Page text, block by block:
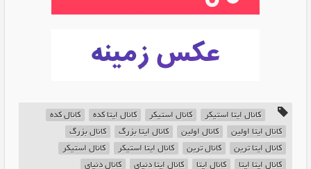
کانال ایتا استیکر کانال استیکر کانال ایتا کده
کانال کده
کانال ایتا اولین
کانال اولین کانال ایتا بزرگ
کانال بزرگ
کانال ایتا ترین
کانال ترین کانال ایتا استیکر
کانال استیکر
کانال ایتا ایتا
کانال ایتا کانال ایتا دنیای کانال دنیای